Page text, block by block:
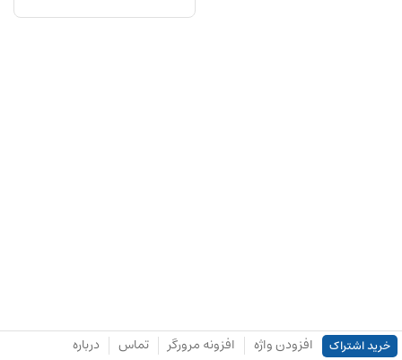
خرید اشتراک افزودن واژه افزونه مرورگر تماس درباره